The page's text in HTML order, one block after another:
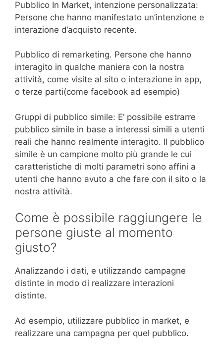
Pubblico In Market, intenzione personalizzata:
Persone che hanno manifestato un’intenzione e
interazione d’acquisto recente.
Pubblico di remarketing. Persone che hanno
interagito in qualche maniera con la nostra
attività, come visite al sito o interazione in app,
o terze parti(come facebook ad esempio)
Gruppi di pubblico simile: E’ possibile estrarre
pubblico simile in base a interessi simili a utenti
reali che hanno realmente interagito. Il pubblico
simile è un campione molto più grande le cui
caratteristiche di molti parametri sono affini a
utenti che hanno avuto a che fare con il sito o la
nostra attività.
Come è possibile raggiungere le
persone giuste al momento
giusto?
Analizzando i dati, e utilizzando campagne
distinte in modo di realizzare interazioni
distinte.
Ad esempio, utilizzare pubblico in market, e
realizzare una campagna per quel pubblico.